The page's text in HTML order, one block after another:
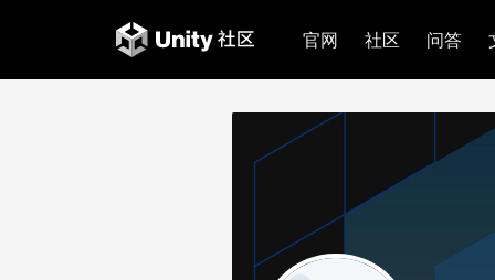
官网 社区 问答